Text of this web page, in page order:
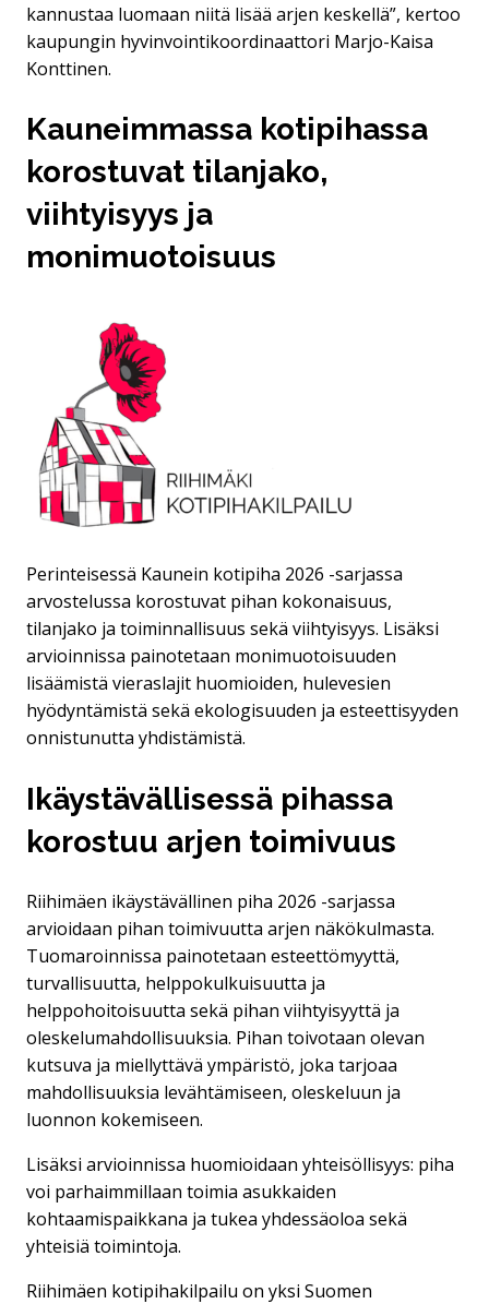
kannustaa luomaan niitä lisää arjen keskellä”, kertoo
kaupungin hyvinvointikoordinaattori Marjo-Kaisa
Konttinen.
Kauneimmassa kotipihassa
korostuvat tilanjako,
viihtyisyys ja
monimuotoisuus
Perinteisessä Kaunein kotipiha 2026 -sarjassa
arvostelussa korostuvat pihan kokonaisuus,
tilanjako ja toiminnallisuus sekä viihtyisyys. Lisäksi
arvioinnissa painotetaan monimuotoisuuden
lisäämistä vieraslajit huomioiden, hulevesien
hyödyntämistä sekä ekologisuuden ja esteettisyyden
onnistunutta yhdistämistä.
Ikäystävällisessä pihassa
korostuu arjen toimivuus
Riihimäen ikäystävällinen piha 2026 -sarjassa
arvioidaan pihan toimivuutta arjen näkökulmasta.
Tuomaroinnissa painotetaan esteettömyyttä,
turvallisuutta, helppokulkuisuutta ja
helppohoitoisuutta sekä pihan viihtyisyyttä ja
oleskelumahdollisuuksia. Pihan toivotaan olevan
kutsuva ja miellyttävä ympäristö, joka tarjoaa
mahdollisuuksia levähtämiseen, oleskeluun ja
luonnon kokemiseen.
Lisäksi arvioinnissa huomioidaan yhteisöllisyys: piha
voi parhaimmillaan toimia asukkaiden
kohtaamispaikkana ja tukea yhdessäoloa sekä
yhteisiä toimintoja.
Riihimäen kotipihakilpailu on yksi Suomen